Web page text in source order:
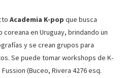
Academia K-pop que busca
en Uruguay, brindando un
y se crean grupos para
Se puede tomar workshops de K-
(Buceo, Rivera 4276 esq.